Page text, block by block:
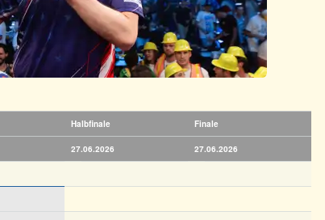
Halbfinale Finale
27.06.2026 27.06.2026